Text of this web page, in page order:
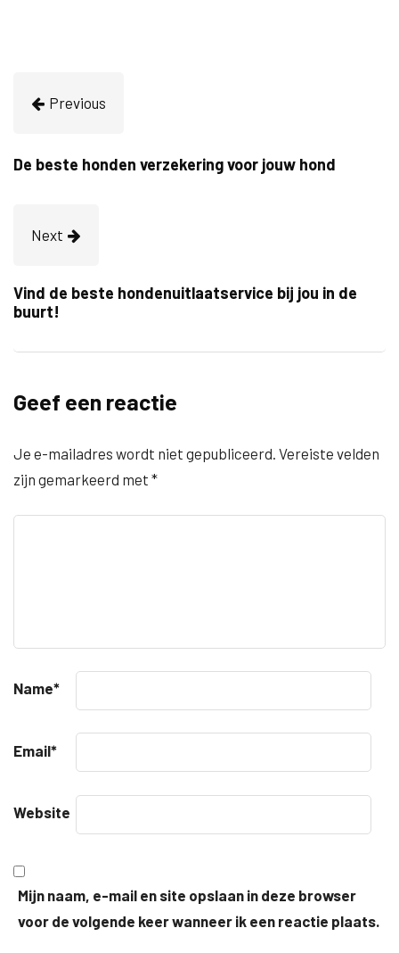
Previous
De beste honden verzekering voor jouw hond
Next
Vind de beste hondenuitlaatservice bij jou in de
buurt!
Geef een reactie
Je e-mailadres wordt niet gepubliceerd. Vereiste velden
zijn gemarkeerd met *
Name*
Email*
Website
Mijn naam, e-mail en site opslaan in deze browser
voor de volgende keer wanneer ik een reactie plaats.